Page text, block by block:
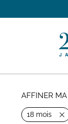
AFFINER
18 mois